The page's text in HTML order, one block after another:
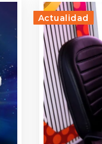
Actualidad